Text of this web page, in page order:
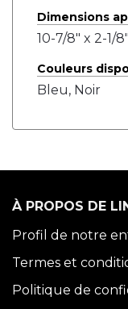
Dimensions
10-7/8" x 2-1/
Couleurs
Bleu, Noir
À PROPOS DE
Profil de notre
Termes et
Politique de